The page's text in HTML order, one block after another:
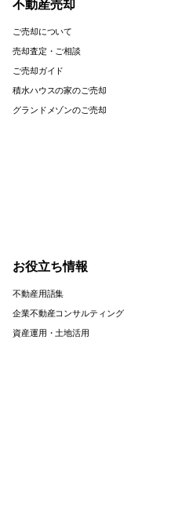
不動産売却
ご売却について
売却査定・ご相談
ご売却ガイド
積水ハウスの家のご売却
グランドメゾンのご売却
お役立ち情報
不動産用語集
企業不動産コンサルティング
資産運用・土地活用